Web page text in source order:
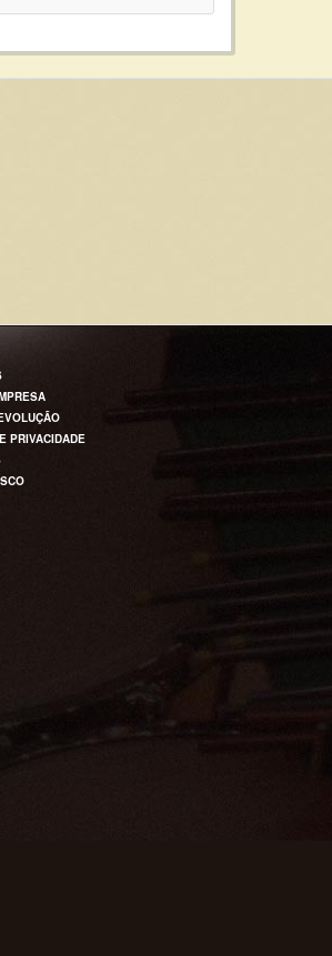
PRIVACIDADE